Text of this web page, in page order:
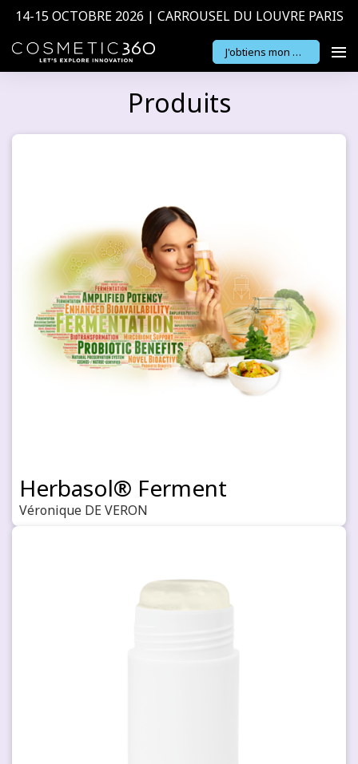
14-15 OCTOBRE 2026 | CARROUSEL DU LOUVRE PARIS
J'obtiens mon badge
Produits
Herbasol® Ferment
Véronique DE VERON